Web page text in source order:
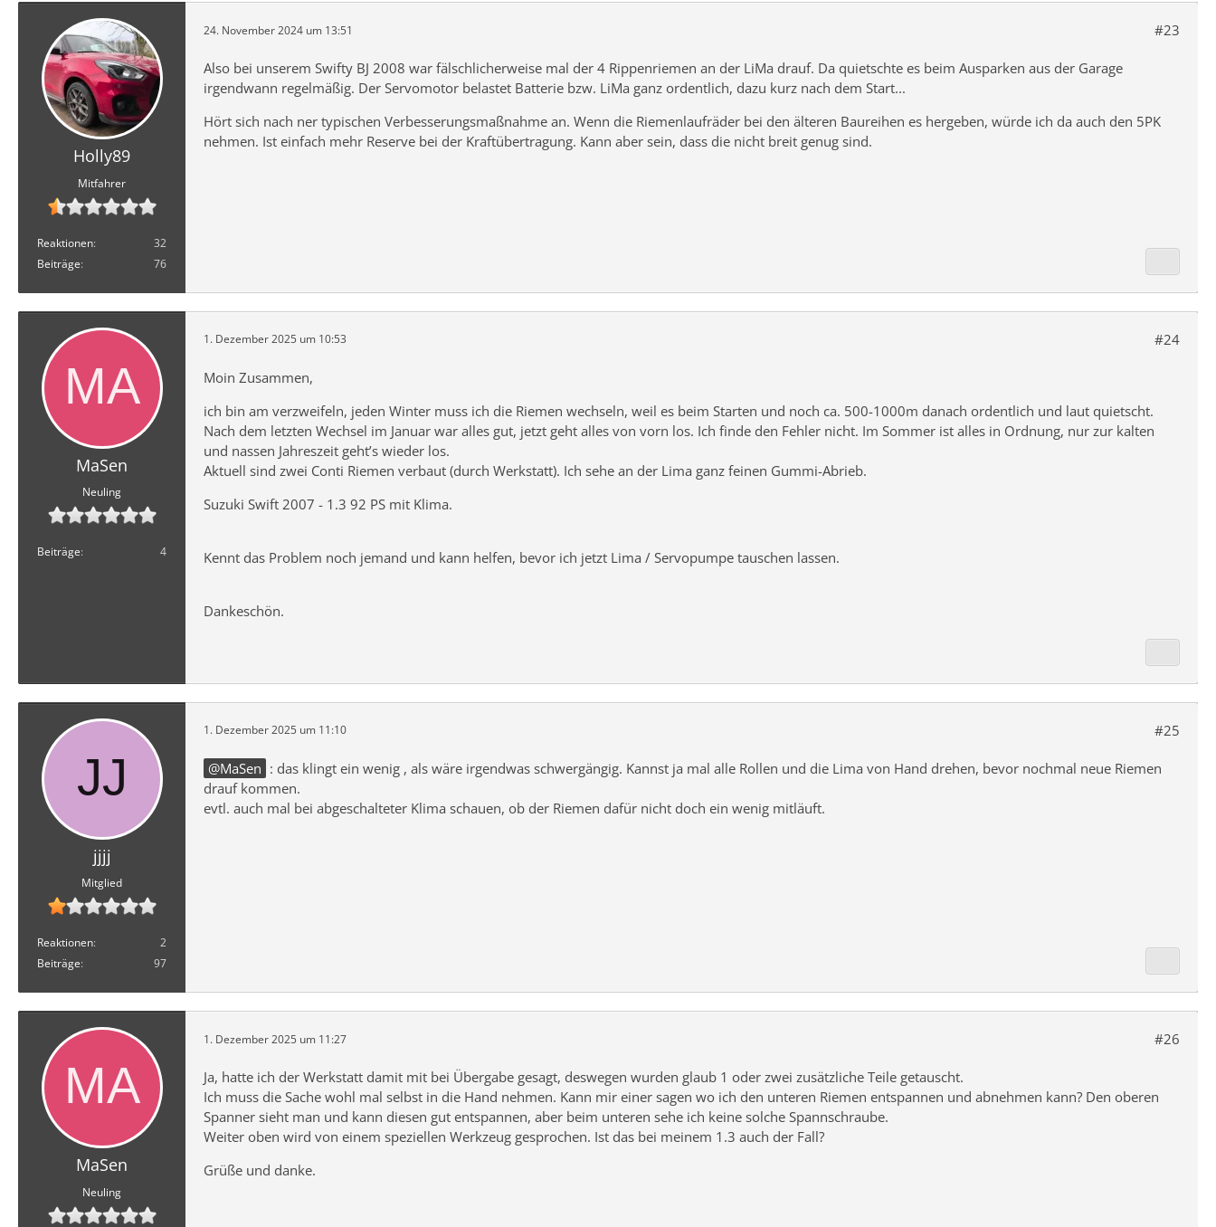
Holly89
Mitfahrer
Reaktionen
32
Beiträge
76
24. November 2024 um 13:51 #23
Also bei unserem Swifty BJ 2008 war fälschlicherweise mal der 4 Rippenriemen an der LiMa drauf. Da quietschte es beim Ausparken aus der Garage
irgendwann regelmäßig. Der Servomotor belastet Batterie bzw. LiMa ganz ordentlich, dazu kurz nach dem Start...
Hört sich nach ner typischen Verbesserungsmaßnahme an. Wenn die Riemenlaufräder bei den älteren Baureihen es hergeben, würde ich da auch den 5PK
nehmen. Ist einfach mehr Reserve bei der Kraftübertragung. Kann aber sein, dass die nicht breit genug sind.
MaSen
Neuling
Beiträge 4
1. Dezember 2025 um 10:53 #24
Moin Zusammen,
ich bin am verzweifeln, jeden Winter muss ich die Riemen wechseln, weil es beim Starten und noch ca. 500-1000m danach ordentlich und laut quietscht.
Nach dem letzten Wechsel im Januar war alles gut, jetzt geht alles von vorn los. Ich finde den Fehler nicht. Im Sommer ist alles in Ordnung, nur zur kalten
und nassen Jahreszeit geht’s wieder los.
Aktuell sind zwei Conti Riemen verbaut (durch Werkstatt). Ich sehe an der Lima ganz feinen Gummi-Abrieb.
Suzuki Swift 2007 - 1.3 92 PS mit Klima.
Kennt das Problem noch jemand und kann helfen, bevor ich jetzt Lima / Servopumpe tauschen lassen.
Dankeschön.
jjjj
Mitglied
Reaktionen
2
Beiträge
97
1. Dezember 2025 um 11:10 #25
MaSen : das klingt ein wenig , als wäre irgendwas schwergängig. Kannst ja mal alle Rollen und die Lima von Hand drehen, bevor nochmal neue Riemen
drauf kommen.
evtl. auch mal bei abgeschalteter Klima schauen, ob der Riemen dafür nicht doch ein wenig mitläuft.
MaSen
Neuling
1. Dezember 2025 um 11:27 #26
Ja, hatte ich der Werkstatt damit mit bei Übergabe gesagt, deswegen wurden glaub 1 oder zwei zusätzliche Teile getauscht.
Ich muss die Sache wohl mal selbst in die Hand nehmen. Kann mir einer sagen wo ich den unteren Riemen entspannen und abnehmen kann? Den oberen
Spanner sieht man und kann diesen gut entspannen, aber beim unteren sehe ich keine solche Spannschraube.
Weiter oben wird von einem speziellen Werkzeug gesprochen. Ist das bei meinem 1.3 auch der Fall?
Grüße und danke.